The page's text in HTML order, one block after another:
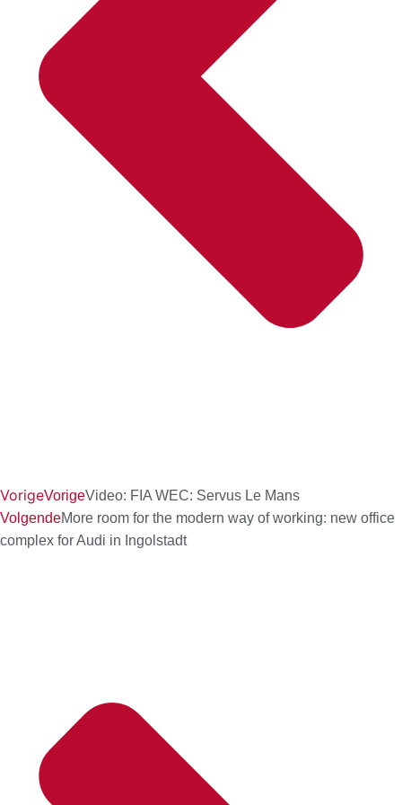
VorigeVorigeVideo: FIA WEC: Servus Le Mans
VolgendeMore room for the modern way of working: new office
complex for Audi in Ingolstadt